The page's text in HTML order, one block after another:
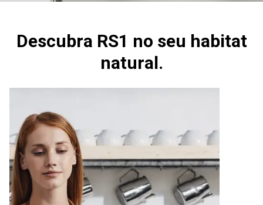
Descubra RS1 no seu habitat
natural.